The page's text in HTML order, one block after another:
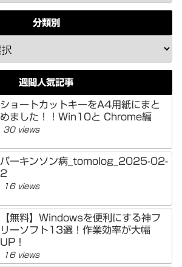
分類別
週間人気記事
ショートカットキーをA4用紙にまと
めました！！Win10と Chrome編
30 views
パーキンソン病_tomolog_2025-02-
2
16 views
【無料】Windowsを便利にする神フ
リーソフト13選！作業効率が大幅
UP！
16 views